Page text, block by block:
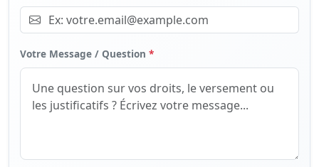
Votre Message / Question *